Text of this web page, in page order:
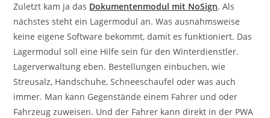
Zuletzt kam ja das Dokumentenmodul mit NoSign. Als
nächstes steht ein Lagermodul an. Was ausnahmsweise
keine eigene Software bekommt, damit es funktioniert. Das
Lagermodul soll eine Hilfe sein für den Winterdienstler.
Lagerverwaltung eben. Bestellungen einbuchen, wie
Streusalz, Handschuhe, Schneeschaufel oder was auch
immer. Man kann Gegenstände einem Fahrer und oder
Fahrzeug zuweisen. Und der Fahrer kann direkt in der PWA